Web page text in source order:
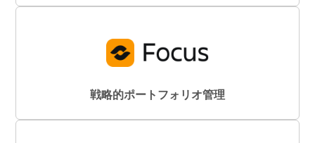
戦略的ポートフォリオ管理